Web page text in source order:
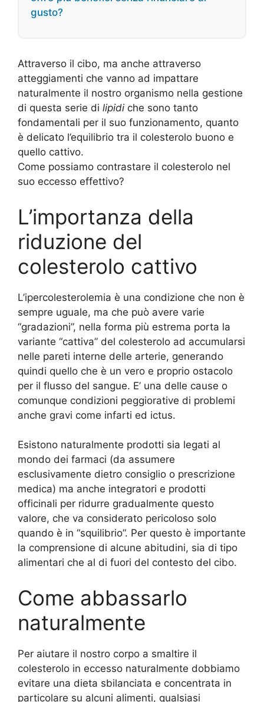
gusto?
Attraverso il cibo, ma anche attraverso
atteggiamenti che vanno ad impattare
naturalmente il nostro organismo nella gestione
di questa serie di lipidi che sono tanto
fondamentali per il suo funzionamento, quanto
è delicato l’equilibrio tra il colesterolo buono e
quello cattivo.
Come possiamo contrastare il colesterolo nel
suo eccesso effettivo?
L’importanza della
riduzione del
colesterolo cattivo
L’ipercolesterolemia è una condizione che non è
sempre uguale, ma che può avere varie
“gradazioni”, nella forma più estrema porta la
variante “cattiva” del colesterolo ad accumularsi
nelle pareti interne delle arterie, generando
quindi quello che è un vero e proprio ostacolo
per il flusso del sangue. E’ una delle cause o
comunque condizioni peggiorative di problemi
anche gravi come infarti ed ictus.
Esistono naturalmente prodotti sia legati al
mondo dei farmaci (da assumere
esclusivamente dietro consiglio o prescrizione
medica) ma anche integratori e prodotti
officinali per ridurre gradualmente questo
valore, che va considerato pericoloso solo
quando è in “squilibrio”. Per questo è importante
la comprensione di alcune abitudini, sia di tipo
alimentari che al di fuori del contesto del cibo.
Come abbassarlo
naturalmente
Per aiutare il nostro corpo a smaltire il
colesterolo in eccesso naturalmente dobbiamo
evitare una dieta sbilanciata e concentrata in
particolare su alcuni alimenti, qualsiasi